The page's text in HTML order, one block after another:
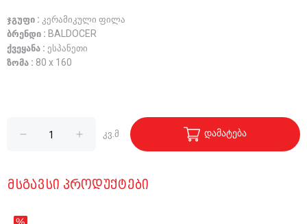
ჯგუფი : კერამიკული ფილა
ბრენდი : BALDOCER
ქვეყანა : ესპანეთი
ზომა : 80 x 160
კვ.მ დამატება
ᲛᲡᲒᲐᲕᲡᲘ ᲞᲠᲝᲓᲣᲥᲢᲔᲑᲘ